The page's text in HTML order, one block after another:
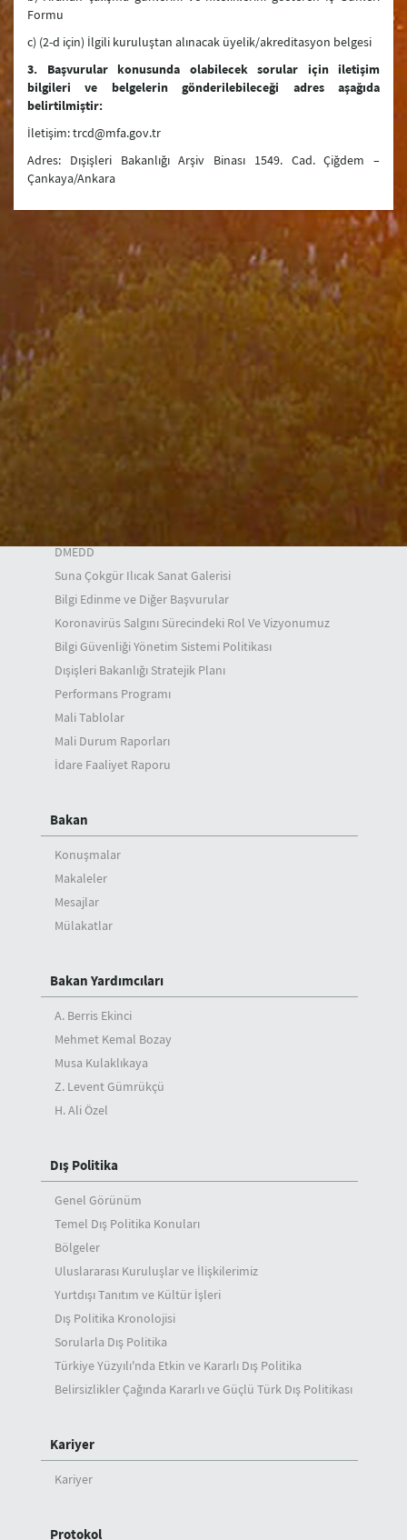
Formu
c) (2-d için) İlgili kuruluştan alınacak üyelik/akreditasyon belgesi
3. Başvurular konusunda olabilecek sorular için iletişim
bilgileri ve belgelerin gönderilebileceği adres aşağıda
belirtilmiştir:
İletişim: trcd@mfa.gov.tr
Adres: Dışişleri Bakanlığı Arşiv Binası 1549. Cad. Çiğdem –
Çankaya/Ankara
Bakanlık
Merkez Teşkilatımız
Yurtdışındaki Temsilciliklerimiz
Yurtiçi Temsilciliklerimiz
Türkiye Cumhuriyeti Dışişleri Bakanlığı Tarihçesi
Şehit Diplomatlarımız
Güncel Duyurular
Mevzuat
DMEDD
Suna Çokgür Ilıcak Sanat Galerisi
Bilgi Edinme ve Diğer Başvurular
Koronavirüs Salgını Sürecindeki Rol Ve Vizyonumuz
Bilgi Güvenliği Yönetim Sistemi Politikası
Dışişleri Bakanlığı Stratejik Planı
Performans Programı
Mali Tablolar
Mali Durum Raporları
İdare Faaliyet Raporu
Bakan
Konuşmalar
Makaleler
Mesajlar
Mülakatlar
Bakan Yardımcıları
A. Berris Ekinci
Mehmet Kemal Bozay
Musa Kulaklıkaya
Z. Levent Gümrükçü
H. Ali Özel
Dış Politika
Genel Görünüm
Temel Dış Politika Konuları
Bölgeler
Uluslararası Kuruluşlar ve İlişkilerimiz
Yurtdışı Tanıtım ve Kültür İşleri
Dış Politika Kronolojisi
Sorularla Dış Politika
Türkiye Yüzyılı'nda Etkin ve Kararlı Dış Politika
Belirsizlikler Çağında Kararlı ve Güçlü Türk Dış Politikası
Kariyer
Kariyer
Protokol